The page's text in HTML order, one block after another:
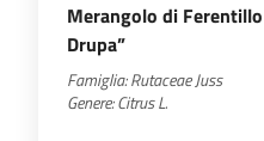
Merangolo di
Drupa”
Famiglia:RutaceaeJuss
Genere:CitrusL.